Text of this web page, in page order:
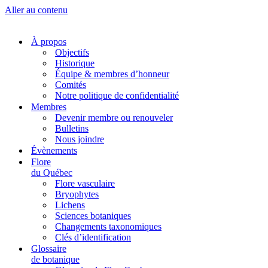
Aller au contenu
À propos
Objectifs
Historique
Équipe & membres d’honneur
Comités
Notre politique de confidentialité
Membres
Devenir membre ou renouveler
Bulletins
Nous joindre
Évènements
Flore
du Québec
Flore vasculaire
Bryophytes
Lichens
Sciences botaniques
Changements taxonomiques
Clés d’identification
Glossaire
de botanique